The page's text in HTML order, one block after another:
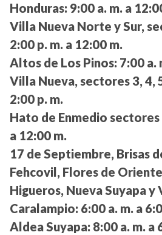
Honduras: 9:00 a. m. a
Villa Nueva Norte y Sur,
2:00 p. m. a 12:00 m.
Altos de Los Pinos: 7:00 a.
Villa Nueva, sectores 3, 4,
2:00 p. m.
Hato de Enmedio sectores
a 12:00 m.
17 de Septiembre, Brisas
Fehcovil, Flores de
Higueros, Nueva Suyapa y
Caralampio: 6:00 a. m. a
Aldea Suyapa: 8:00 a. m. a